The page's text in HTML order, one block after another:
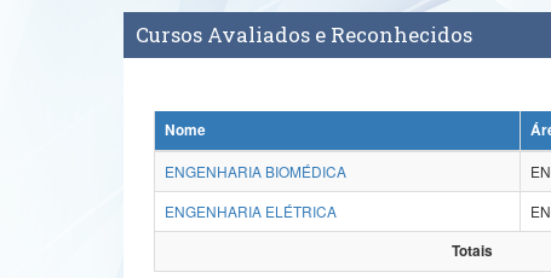
Cursos Avaliados e Reconhecidos
Nome
ENGENHARIA BIOMÉDICA
ENGENHARIA ELÉTRICA
Totais